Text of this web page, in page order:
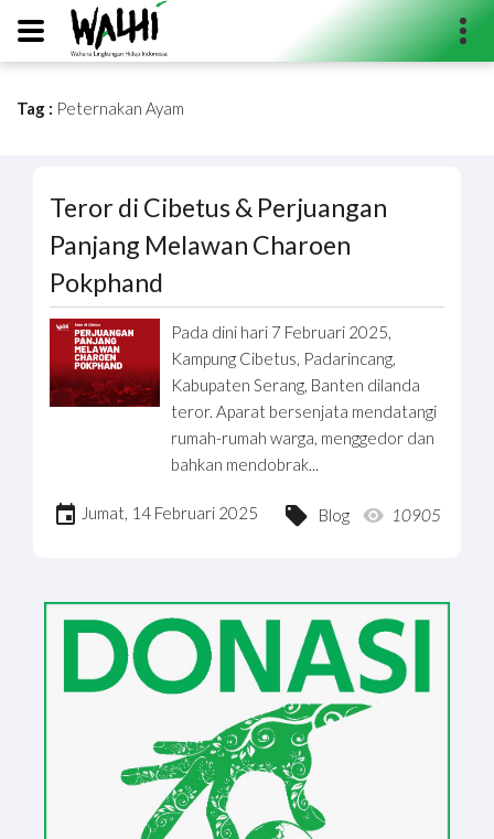
Tag : Peternakan Ayam
Teror di Cibetus & Perjuangan
Panjang Melawan Charoen
Pokphand
Pada dini hari 7 Februari 2025,
Kampung Cibetus, Padarincang,
Kabupaten Serang, Banten dilanda
teror. Aparat bersenjata mendatangi
rumah-rumah warga, menggedor dan
bahkan mendobrak...
Jumat, 14 Februari 2025 Blog 10905